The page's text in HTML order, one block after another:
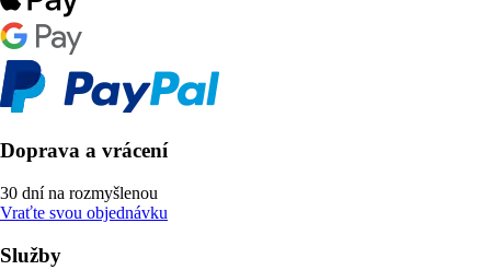
Doprava a vrácení
30 dní na rozmyšlenou
Vraťte svou objednávku
Služby